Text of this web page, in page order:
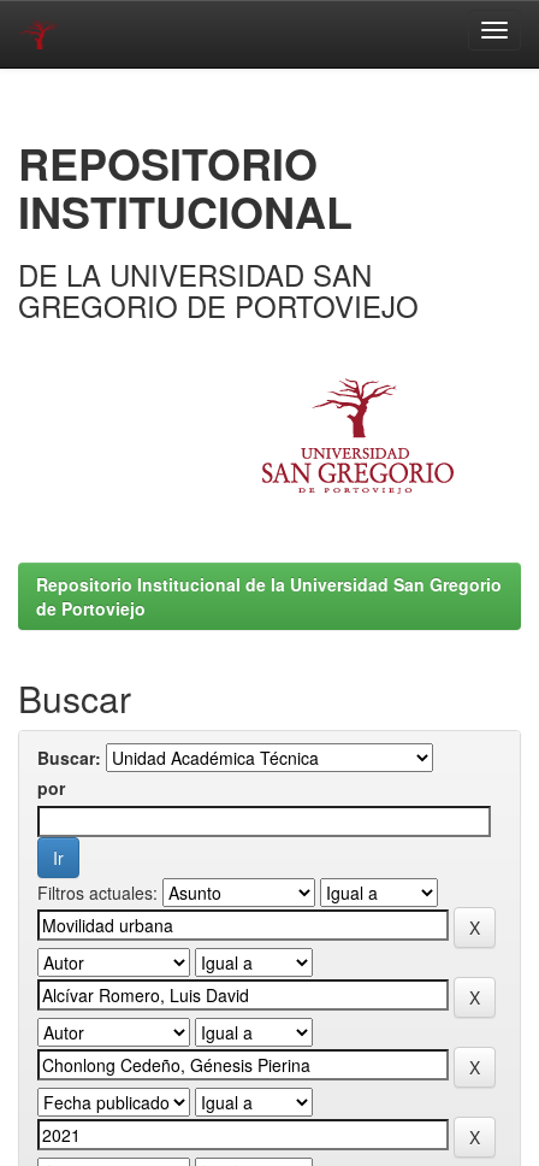
REPOSITORIO
INSTITUCIONAL
DE LA UNIVERSIDAD SAN
GREGORIO DE PORTOVIEJO
Repositorio Institucional de la Universidad San Gregorio
de Portoviejo
Buscar
Buscar:
por
Filtros actuales: